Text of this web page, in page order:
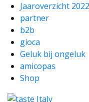
Jaaroverzicht 2022
partner
b2b
gioca
Geluk bij ongeluk
amicopas
Shop